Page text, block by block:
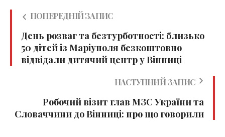
ПОПЕРЕДНІЙ ЗАПИС
День розваг та безтурботності: близько
50 дітей із Маріуполя безкоштовно
відвідали дитячий центр у Вінниці
НАСТУПНИЙ ЗАПИС
Робочий візит глав МЗС України та
Словаччини до Вінниці: про що говорили